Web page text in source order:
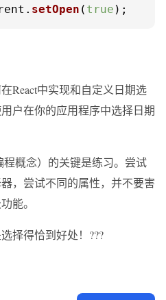
. setOpen ( true );
React中实现和自定义日期选
户在你的应用程序中选择日期
程概念）的关键是练习。尝试
，尝试不同的属性，并不要害
能。
择得恰到好处！?️?‍?